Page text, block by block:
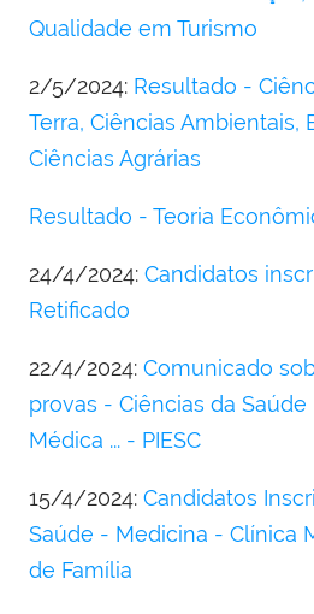
Qualidade em Turismo
2/5/2024: Resultado -
Terra, Ciências Ambientais,
Ciências Agrárias
Resultado - Teoria
24/4/2024: Candidatos
Retificado
22/4/2024: Comunicado
provas - Ciências da
Médica ... - PIESC
15/4/2024: Candidatos
Saúde - Medicina - Clínica
de Família